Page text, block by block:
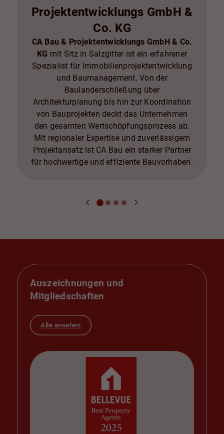
Projektentwicklungs GmbH &
Co. KG
CA Bau & Projektentwicklungs GmbH & Co.
KG mit Sitz in Salzgitter ist ein erfahrener
Spezialist für Immobilienprojektentwicklung
und Baumanagement. Von der
Baulanderschließung über
Architekturplanung bis hin zur Koordination
von Bauprojekten deckt das Unternehmen
den gesamten Wertschöpfungsprozess ab.
Mit regionaler Expertise und zuverlässigem
Projektansatz ist CA Bau ein starker Partner
für hochwertige und effiziente Bauvorhaben.
Auszeichnungen und
Mitgliedschaften
Alle ansehen